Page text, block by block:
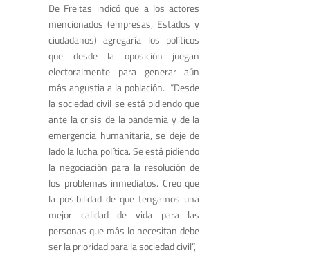
De Freitas indicó que a los actores
mencionados (empresas, Estados y
ciudadanos) agregaría los políticos
que desde la oposición juegan
electoralmente para generar aún
más angustia a la población. “Desde
la sociedad civil se está pidiendo que
ante la crisis de la pandemia y de la
emergencia humanitaria, se deje de
lado la lucha política. Se está pidiendo
la negociación para la resolución de
los problemas inmediatos. Creo que
la posibilidad de que tengamos una
mejor calidad de vida para las
personas que más lo necesitan debe
ser la prioridad para la sociedad civil”,